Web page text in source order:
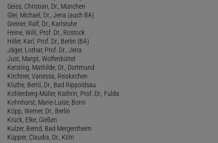
Geiss, Christian, Dr., München
Glei, Michael, Dr., Jena (auch BA)
Greiner, Ralf, Dr., Karlsruhe
Heine, Willi, Prof. Dr., Rostock
Hiller, Karl, Prof. Dr., Berlin (BA)
Jäger, Lothar, Prof. Dr., Jena
Just, Margit, Wolfenbüttel
Kersting, Mathilde, Dr., Dortmund
Kirchner, Vanessa, Reiskirchen
Kluthe, Bertil, Dr., Bad Rippoldsau
Kohlenberg-Müller, Kathrin, Prof. Dr., Fulda
Kohnhorst, Marie-Luise, Bonn
Köpp, Werner, Dr., Berlin
Krück, Elke, Gießen
Kulzer, Bernd, Bad Mergentheim
Küpper, Claudia, Dr., Köln